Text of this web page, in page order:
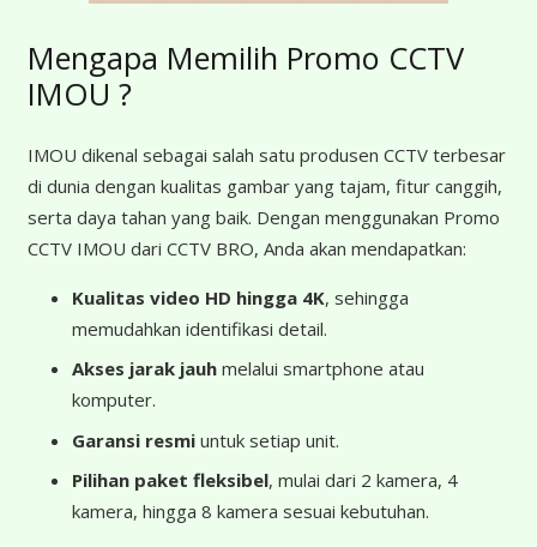
Mengapa Memilih Promo CCTV
IMOU ?
IMOU dikenal sebagai salah satu produsen CCTV terbesar
di dunia dengan kualitas gambar yang tajam, fitur canggih,
serta daya tahan yang baik. Dengan menggunakan Promo
CCTV IMOU dari CCTV BRO, Anda akan mendapatkan:
Kualitas video HD hingga 4K, sehingga
memudahkan identifikasi detail.
Akses jarak jauh melalui smartphone atau
komputer.
Garansi resmi untuk setiap unit.
Pilihan paket fleksibel, mulai dari 2 kamera, 4
kamera, hingga 8 kamera sesuai kebutuhan.